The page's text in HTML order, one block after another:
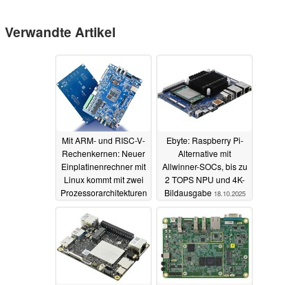
Verwandte Artikel
Mit ARM- und RISC-V-
Rechenkernen: Neuer
Einplatinenrechner mit
Linux kommt mit zwei
Prozessorarchitekturen
Ebyte: Raspberry Pi-
Alternative mit
Allwinner-SOCs, bis zu
2 TOPS NPU und 4K-
Bildausgabe 18.10.2025